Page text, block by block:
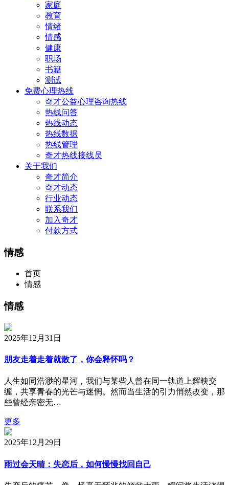
家庭
教育
情绪
情感
健康
职场
书籍
测试
免费心理热线
奇才公益心理咨询热线
热线问答
热线动态
热线数据
热线管理
奇才热线接线员
关于我们
奇才简介
奇才动态
行业动态
联系我们
加入奇才
付款方式
情感
首页
情感
情感
2025年12月31日
朋友走着走着就散了，你会释怀吗？
人生如同浩渺的星河，我们与某些人曾在同一轨道上辉映交
缠，共享青春的光芒与迷惘。然而当生活的引力悄然改变，那
些曾经亲密无…
更多
2025年12月29日
雨过会天晴：失恋后，如何慢慢找回自己